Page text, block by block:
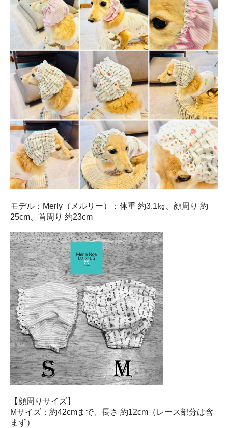
モデル：Merly（メルリー）：体重 約3.1㎏、顔周り 約
25cm、首周り 約23cm
【顔周りサイズ】
Mサイズ：約42cmまで、長さ 約12cm（レース部分は含
まず）